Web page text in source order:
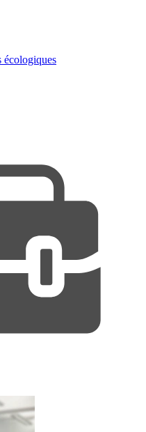
écologiques